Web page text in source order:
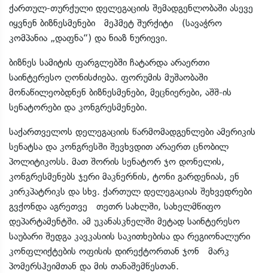
ქართულ-თურქული დელეგაციის შემადგენლობაში ასევე
იყვნენ ბიზნესმენები მეჰმეტ შურქიტი (სავაჭრო
კომპანია „დაფნა“) და ნიაზ ნურიევი.
ბიზნეს სამიტის ფარგლებში ჩატარდა არაერთი
საინტერესო ღონისძიება. ფორუმის მუშაობაში
მონაწილეობდნენ ბიზნესმენები, მეცნიერები, აშშ-ის
სენატორები და კონგრესმენები.
საქართველოს დელეგაციის წარმომადგენლები ამერიკის
სენატსა და კონგრესში შევხვდით არაერთ ცნობილ
პოლიტიკოსს. მათ შორის სენატორ ჯო დონელის,
კონგრესმენებს ჯერი მაკნერნის, ტონი გარდენიას, ენ
კირკპატრიკს და სხვ. ქართულ დელეგაციას შეხვედრები
გვქონდა აგრეთვე თეთრ სახლში, სახელმწიფო
დეპარტამენტში. ამ უკანასკნელში მეტად საინტერესო
საუბარი შედგა კავკასიის საკითხებისა და რეგიონალური
კონფლიქტების ოფისის დირექტორთან ჯონ მარკ
პომერსჰეიმთან და მის თანაშემწესთან.